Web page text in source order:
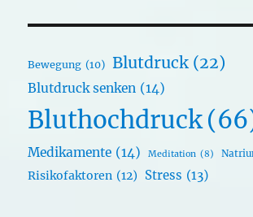
Bewegung (10) Blutdruck (22)
Blutdruck senken (14)
Bluthochdruck
Medikamente (14) Meditation (8)
Risikofaktoren (12) Stress (13)